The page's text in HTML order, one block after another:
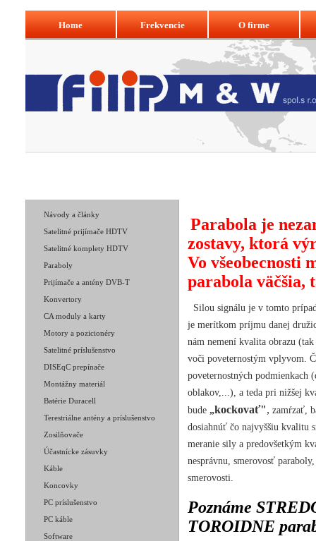
Home Frekvencie O firme
Návody a články
Satelitné prijímače HDTV
Satelitné komplety HDTV
Paraboly
Prijímače a antény DVB-T
Konvertory
CA moduly a karty
Motory a pozicionéry
Satelitné príslušenstvo
DISEqC prepínače
Montážny materiál
Batérie Duracell
Terestriálne antény a príslušenstvo
Zosilňovače
Účastnícke zásuvky
Káble
Koncovky
PC príslušenstvo
PC káble
Software
Parabola je
zostavy, ktorá
Vo všeobecnosti
parabola väčšia,
Silou signálu je v tomto
je merítkom príjmu danej
nám nemení kvalita obrazu
voči poveternostým vplyvom.
poveternostných podmienkach
oblakov,...), a teda pri nižšej
bude „kockovať", zamŕzať,
dosiahnúť čo najvyššiu kvalitu
meranie sily a predovšetkým
nesprávnu, smerovosť
smerovosti.
Poznáme
TOROIDNE